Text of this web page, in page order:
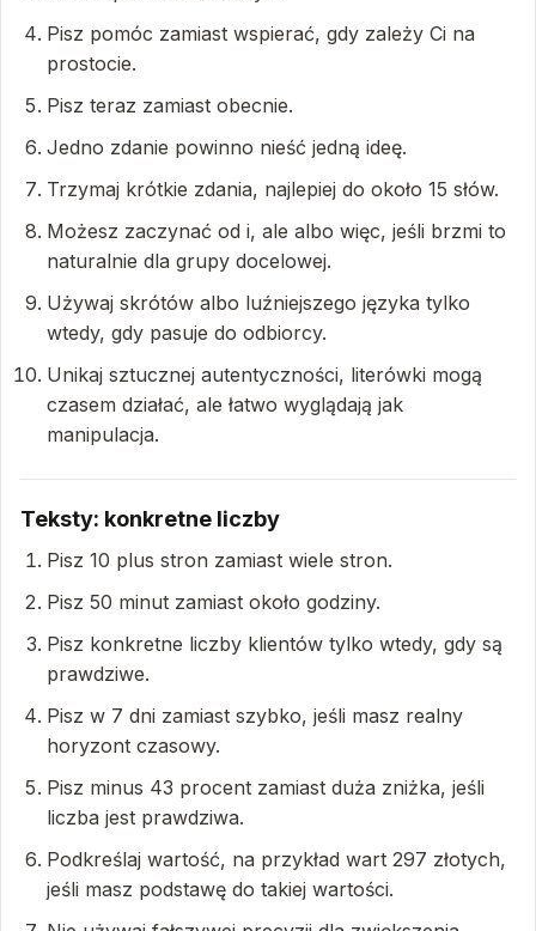
Pisz pomóc zamiast wspierać, gdy zależy Ci na
prostocie.
Pisz teraz zamiast obecnie.
Jedno zdanie powinno nieść jedną ideę.
Trzymaj krótkie zdania, najlepiej do około 15 słów.
Możesz zaczynać od i, ale albo więc, jeśli brzmi to
naturalnie dla grupy docelowej.
Używaj skrótów albo luźniejszego języka tylko
wtedy, gdy pasuje do odbiorcy.
Unikaj sztucznej autentyczności, literówki mogą
czasem działać, ale łatwo wyglądają jak
manipulacja.
Teksty: konkretne liczby
Pisz 10 plus stron zamiast wiele stron.
Pisz 50 minut zamiast około godziny.
Pisz konkretne liczby klientów tylko wtedy, gdy są
prawdziwe.
Pisz w 7 dni zamiast szybko, jeśli masz realny
horyzont czasowy.
Pisz minus 43 procent zamiast duża zniżka, jeśli
liczba jest prawdziwa.
Podkreślaj wartość, na przykład wart 297 złotych,
jeśli masz podstawę do takiej wartości.